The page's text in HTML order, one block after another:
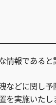
情報である
などに関し
実施いたし